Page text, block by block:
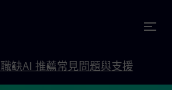
缺AI 推薦常見問題與支援